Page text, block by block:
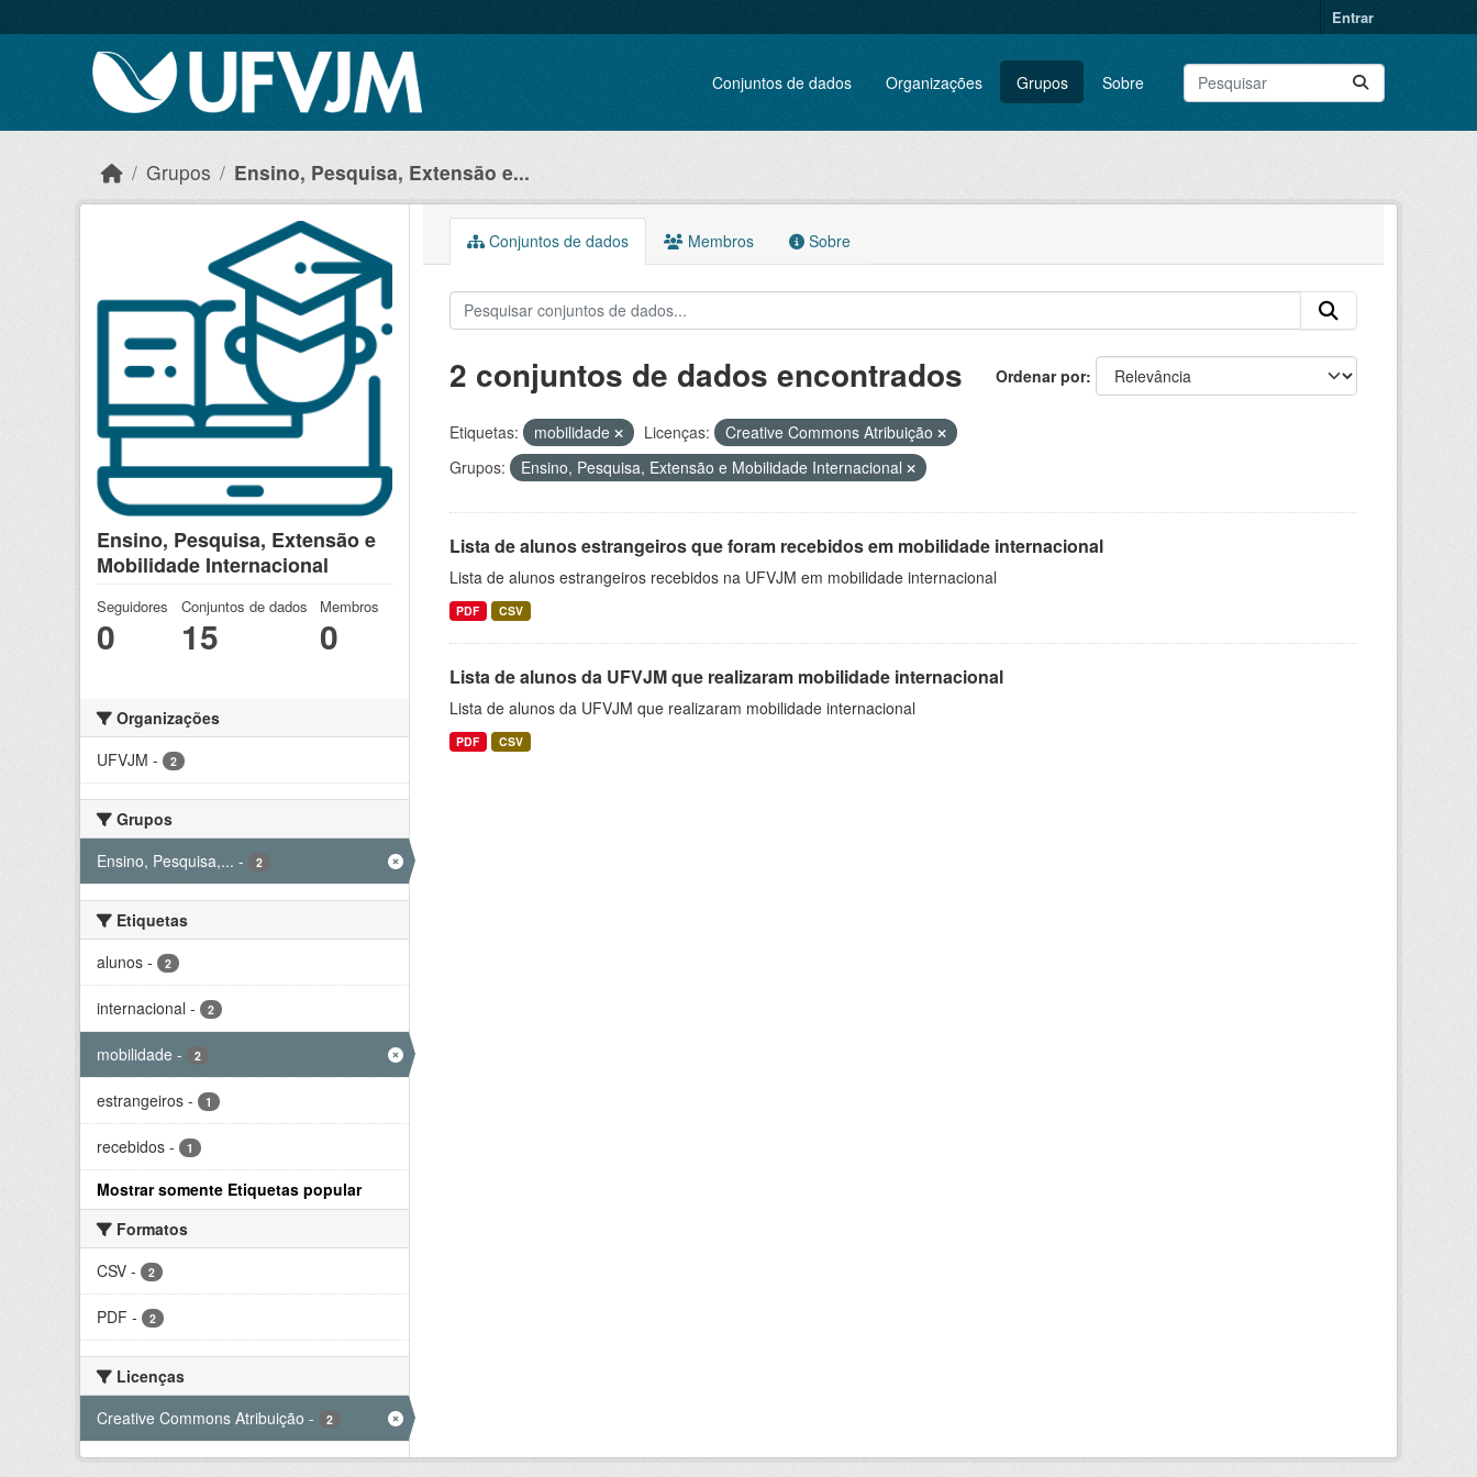
Entrar
Conjuntos de dados Organizações Grupos Sobre
Grupos Ensino, Pesquisa, Extensão e...
Ensino, Pesquisa, Extensão e
Mobilidade Internacional
Seguidores
0
Conjuntos de dados
15
Membros
0
Organizações
UFVJM - 2
Grupos
Ensino, Pesquisa,... - 2
Etiquetas
alunos - 2
internacional - 2
mobilidade - 2
estrangeiros - 1
recebidos - 1
Mostrar somente Etiquetas popular
Formatos
CSV - 2
PDF - 2
Licenças
Creative Commons Atribuição - 2
Conjuntos de dados Membros Sobre
Ordenar por
2 conjuntos de dados encontrados
Etiquetas: mobilidade Licenças:
Creative Commons Atribuição
Grupos:
Ensino, Pesquisa, Extensão e Mobilidade Internacional
Lista de alunos estrangeiros que foram recebidos em mobilidade internacional
Lista de alunos estrangeiros recebidos na UFVJM em mobilidade internacional
PDF CSV
Lista de alunos da UFVJM que realizaram mobilidade internacional
Lista de alunos da UFVJM que realizaram mobilidade internacional
PDF CSV